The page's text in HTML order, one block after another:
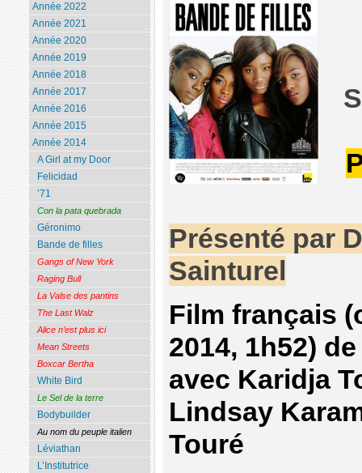
Présenté par
Sainturel
Film français
2014, 1h52)
avec Karidja
Lindsay
Touré
Année 2022
Année 2021
Année 2020
Année 2019
Année 2018
Année 2017
Année 2016
Année 2015
Année 2014
A Girl at my Door
Felicidad
’71
Con la pata quebrada
Géronimo
Bande de filles
Gangs of New York
Raging Bull
La Valse des pantins
The Last Walz
Alice n’est plus ici
Mean Streets
Boxcar Bertha
White Bird
Le Sel de la terre
Bodybuilder
Au nom du peuple italien
Léviathan
L’Institutrice